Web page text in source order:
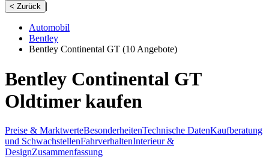
< Zurück |
Automobil
Bentley
Bentley Continental GT (10 Angebote)
Bentley Continental GT
Oldtimer kaufen
Preise & MarktwerteBesonderheitenTechnische DatenKaufberatung
und SchwachstellenFahrverhaltenInterieur &
DesignZusammenfassung